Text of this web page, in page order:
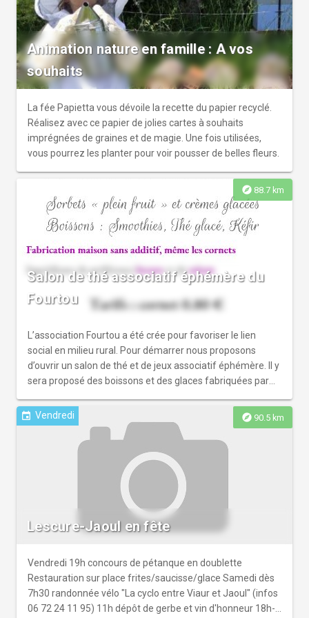
Animation nature en famille : A vos
souhaits
La fée Papietta vous dévoile la recette du papier recyclé.
Réalisez avec ce papier de jolies cartes à souhaits
imprégnées de graines et de magie. Une fois utilisées,
vous pourrez les planter pour voir pousser de belles fleurs.
explore 88.7 km
Salon de thé associatif éphémère du
Fourtou
L’association Fourtou a été crée pour favoriser le lien
social en milieu rural. Pour démarrer nous proposons
d’ouvrir un salon de thé et de jeux associatif éphémère. Il y
sera proposé des boissons et des glaces fabriquées par
Cremps, des jeux pour les enfants et éventuellement le
terrain de pétanque. Les jeux sont empruntés à la
ludothèque de Cahors autrement dit il s'agit de jeu en bois.
Un adulte sera vigilant quant à leur utilisation.
explore 90.5 km
event Vendredi
Lescure-Jaoul en fête
Vendredi 19h concours de pétanque en doublette
Restauration sur place frites/saucisse/glace Samedi dès
7h30 randonnée vélo "La cyclo entre Viaur et Jaoul" (infos
06 72 24 11 95) 11h dépôt de gerbe et vin d'honneur 18h-